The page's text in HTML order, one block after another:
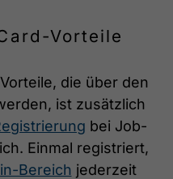
Vorteile
die über den
ist zusätzlich
bei Job-
Einmal registriert,
Bereich jederzeit